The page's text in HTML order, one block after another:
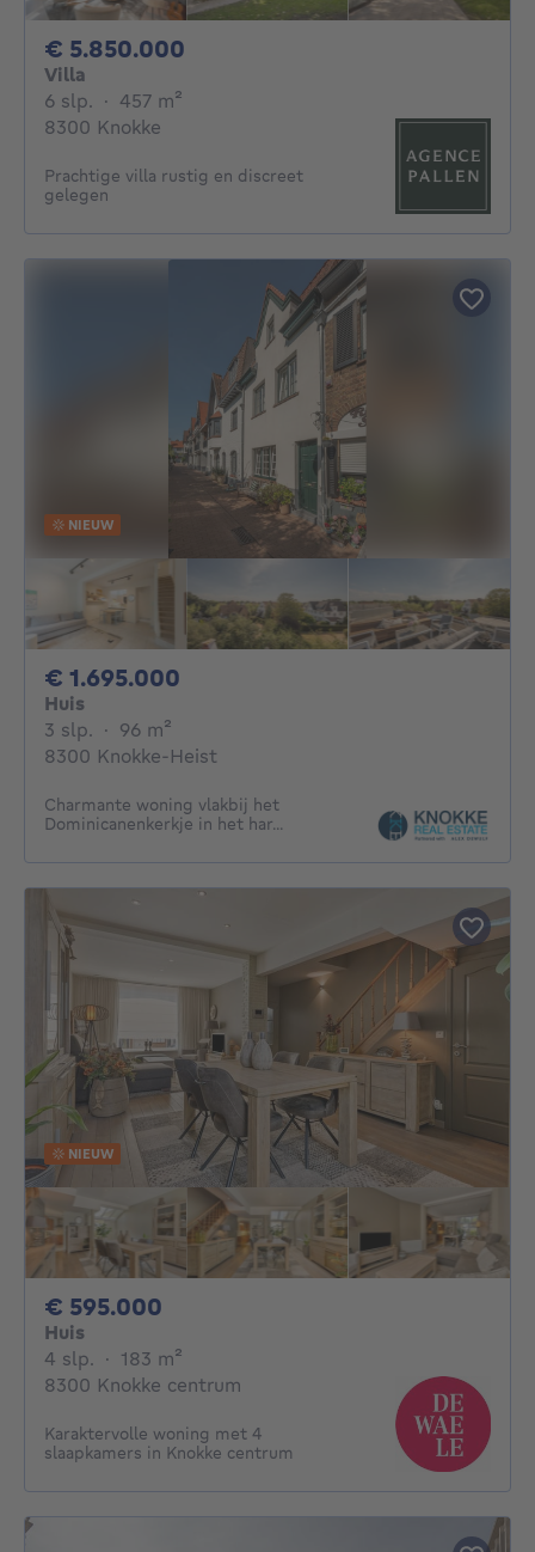
€ 5.850.000
Villa
6 slp. 6 slaapkamers
· 457 m²
8300 Knokke
Prachtige villa rustig en discreet
gelegen
NIEUW
€ 1.695.000
Huis
3 slp. 3 slaapkamers
· 96 m²
8300 Knokke-Heist
Charmante woning vlakbij het
Dominicanenkerkje in het har...
NIEUW
€ 595.000
Huis
4 slp. 4 slaapkamers
· 183 m²
8300 Knokke centrum
Karaktervolle woning met 4
slaapkamers in Knokke centrum